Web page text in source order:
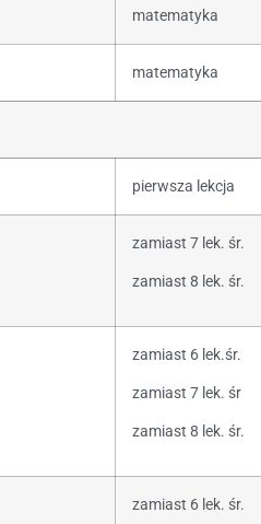
matematyka
matematyka
pierwsza lekcja
zamiast 7 lek. śr.
zamiast 8 lek. śr.
zamiast 6 lek.śr.
zamiast 7 lek. śr
zamiast 8 lek. śr.
zamiast 6 lek. śr.